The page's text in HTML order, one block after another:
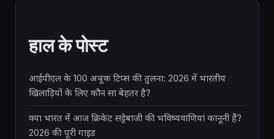
हाल के पोस्ट
आईपीएल के 100 अचूक टिप्स की तुलना: 2026 में भारतीय
खिलाड़ियों के लिए कौन सा बेहतर है?
क्या भारत में आज क्रिकेट सट्टेबाजी की भविष्यवाणियां कानूनी हैं?
2026 की पूरी गाइड